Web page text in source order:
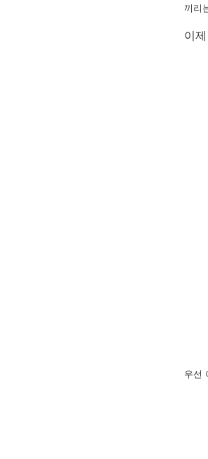
끼리
이
우선